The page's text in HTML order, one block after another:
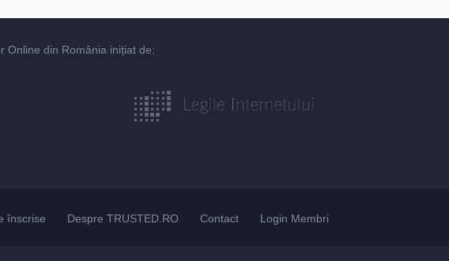
Online din România inițiat de:
înscrise Despre TRUSTED.RO Contact Login Membri